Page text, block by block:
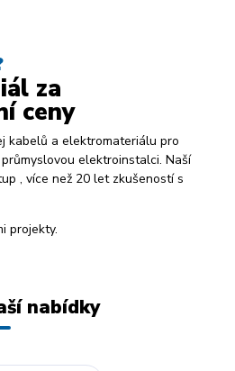
za
ceny
kabelů a elektromateriálu pro
elektroinstalci. Naší
, více než 20 let zkušeností s
projekty.
nabídky